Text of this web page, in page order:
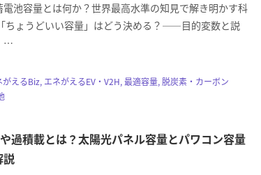
池容量とは何か？世界最高水準の知見で解き明かす科
ちょうどいい容量」はどう決める？――目的変数と説
…
がえるBiz, エネがえるEV・V2H, 最適容量, 脱炭素・カーボン
過積載とは？太陽光パネル容量とパワコン容量
説